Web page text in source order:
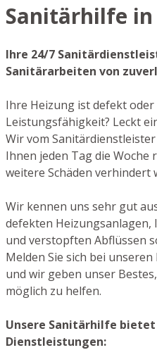
Sanitärhilfe
Ihre 24/7
Sanitärarbeiten von
Ihre Heizung ist defekt
Leistungsfähigkeit? Leckt
Wir vom
Ihnen jeden Tag die Woche
weitere Schäden verhindert
Wir kennen uns sehr gut
defekten Heizungsanlagen,
und verstopften Abflüssen
Melden Sie sich bei
und wir geben unser
möglich zu helfen.
Unsere Sanitärhilfe
Dienstleistungen: